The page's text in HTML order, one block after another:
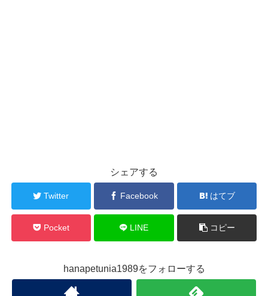
シェアする
Twitter Facebook はてブ
Pocket LINE コピー
hanapetunia1989をフォローする